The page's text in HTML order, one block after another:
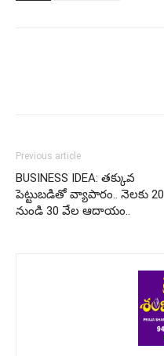
Previous article
BUSINESS IDEA: తక్కువ
పెట్టుబడితో వ్యాపారం.. నెలకు 20
నుండి 30 వేల ఆదాయం..